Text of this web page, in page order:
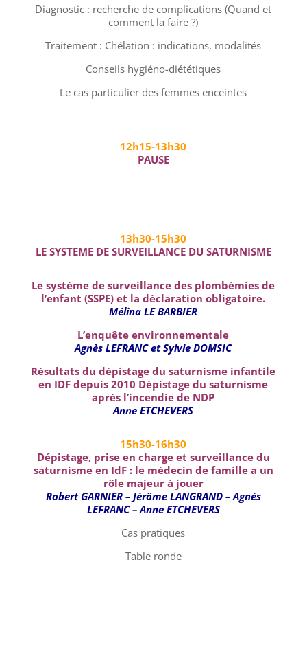
Diagnostic : recherche de complications (Quand et
comment la faire ?)
Traitement : Chélation : indications, modalités
Conseils hygiéno-diététiques
Le cas particulier des femmes enceintes
12h15-13h30
PAUSE
13h30-15h30
LE SYSTEME DE SURVEILLANCE DU SATURNISME
Le système de surveillance des plombémies de
l’enfant (SSPE) et la déclaration obligatoire.
Mélina LE BARBIER
L’enquête environnementale
Agnès LEFRANC et Sylvie DOMSIC
Résultats du dépistage du saturnisme infantile
en IDF depuis 2010 Dépistage du saturnisme
après l’incendie de NDP
Anne ETCHEVERS
15h30-16h30
Dépistage, prise en charge et surveillance du
saturnisme en IdF : le médecin de famille a un
rôle majeur à jouer
Robert GARNIER – Jérôme LANGRAND – Agnès
LEFRANC – Anne ETCHEVERS
Cas pratiques
Table ronde